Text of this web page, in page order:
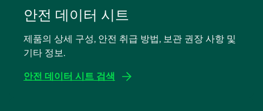
안전 데이터 시트
제품의 상세 구성, 안전 취급 방법, 보관 권장 사항 및
기타 정보.
안전 데이터 시트 검색